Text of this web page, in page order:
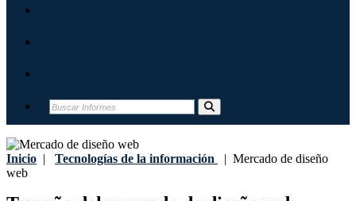
Inicio | Tecnologías de la información | Mercado de diseño
web